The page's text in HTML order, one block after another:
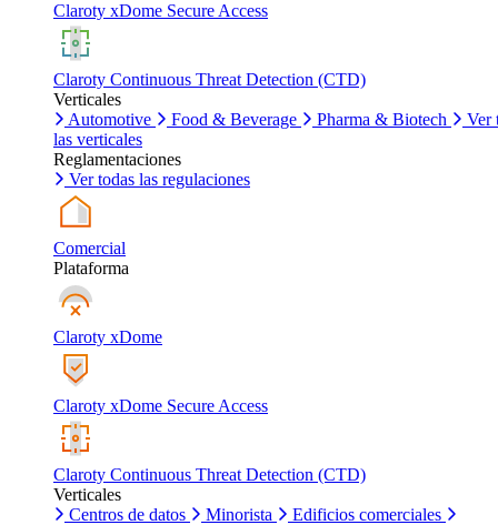
Claroty xDome Secure Access
Claroty Continuous Threat Detection (CTD)
Verticales
Automotive
Food & Beverage Pharma & Biotech
Ver
las verticales
Reglamentaciones
Ver todas las regulaciones
Comercial
Plataforma
Claroty xDome
Claroty xDome Secure Access
Claroty Continuous Threat Detection (CTD)
Verticales
Centros de datos
Minorista
Edificios comerciales